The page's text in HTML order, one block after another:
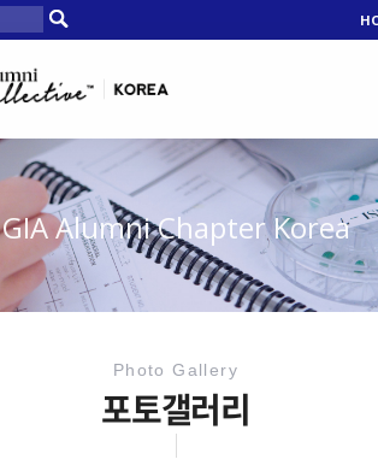
GIA Alumni Chapter Korea
Photo Gallery
포토갤러리